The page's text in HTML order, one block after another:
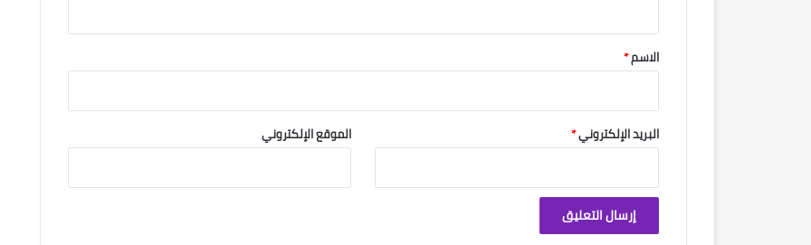
*
الاسم*
البريد الإلكتروني* الموقع الإلكتروني